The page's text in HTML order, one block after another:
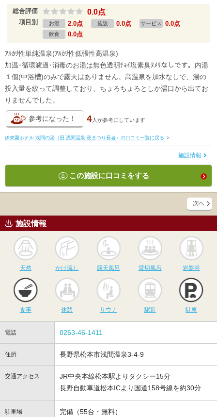
総合評価 0.0点
項目別 お湯 2.0点 施設 0.0点 サービス 0.0点
飲食 0.0点
ｱﾙｶﾘ性単純温泉(ｱﾙｶﾘ性低張性高温泉)
加温･循環濾過･消毒のお湯は無色透明ﾁｮｲ塩素臭ﾇﾒﾘなしです。内湯
１個(中浴槽)のみで露天はありません。高温泉を加水なしで、湯の
投入量を絞って調整しており、ちょろちょろとしか湯口から出てお
りませんでした。
参考になった！ 4人が参考にしています
伊東園ホテル 浅間の湯（旧 浅間温泉 夜まつり長者）の口コミ一覧に戻る >
施設情報
この施設に口コミをする
施設情報
天然
かけ流し
かけ流し
露天風呂
露天風呂
貸切風呂
貸切風呂 岩盤浴
食事 休憩
サウナ
サウナ 駅近 駐車
電話 0263-46-1411
住所 長野県松本市浅間温泉3-4-9
交通アクセス
JR中央本線松本駅よりタクシー15分
長野自動車道松本ICより国道158号線を約30分
駐車場 完備（55台・無料）